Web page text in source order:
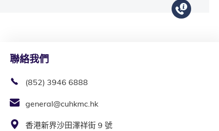
聯絡我們
(852) 3946 6888
general@cuhkmc.hk
香港新界沙田澤祥街 9 號